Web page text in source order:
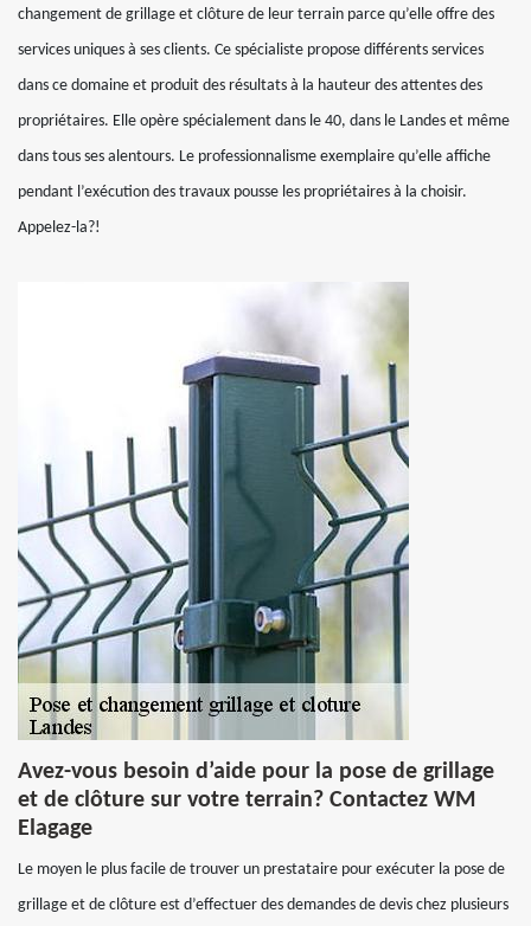
changement de grillage et clôture de leur terrain parce qu’elle offre des
services uniques à ses clients. Ce spécialiste propose différents services
dans ce domaine et produit des résultats à la hauteur des attentes des
propriétaires. Elle opère spécialement dans le 40, dans le Landes et même
dans tous ses alentours. Le professionnalisme exemplaire qu’elle affiche
pendant l’exécution des travaux pousse les propriétaires à la choisir.
Appelez-la?!
Avez-vous besoin d’aide pour la pose de grillage
et de clôture sur votre terrain? Contactez WM
Elagage
Le moyen le plus facile de trouver un prestataire pour exécuter la pose de
grillage et de clôture est d’effectuer des demandes de devis chez plusieurs